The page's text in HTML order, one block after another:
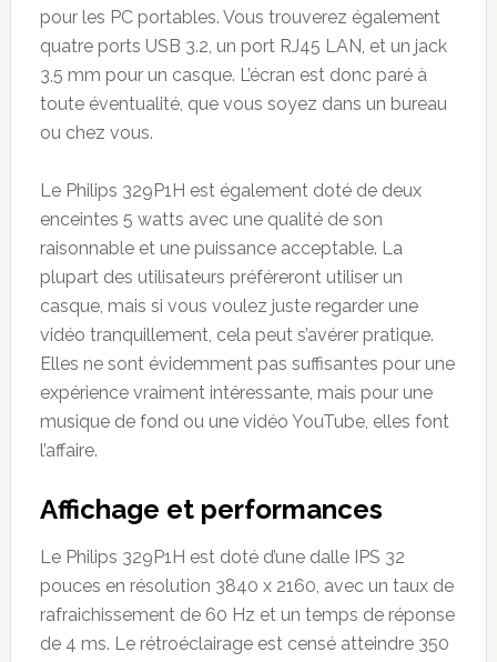
pour les PC portables. Vous trouverez également
quatre ports USB 3.2, un port RJ45 LAN, et un jack
3,5 mm pour un casque. L’écran est donc paré à
toute éventualité, que vous soyez dans un bureau
ou chez vous.
Le Philips 329P1H est également doté de deux
enceintes 5 watts avec une qualité de son
raisonnable et une puissance acceptable. La
plupart des utilisateurs préféreront utiliser un
casque, mais si vous voulez juste regarder une
vidéo tranquillement, cela peut s’avérer pratique.
Elles ne sont évidemment pas suffisantes pour une
expérience vraiment intéressante, mais pour une
musique de fond ou une vidéo YouTube, elles font
l’affaire.
Affichage et performances
Le Philips 329P1H est doté d’une dalle IPS 32
pouces en résolution 3840 x 2160, avec un taux de
rafraichissement de 60 Hz et un temps de réponse
de 4 ms. Le rétroéclairage est censé atteindre 350